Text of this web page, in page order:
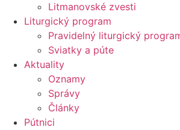
Litmanovské zvesti
Liturgický program
Pravidelný liturgický
Sviatky a púte
Aktuality
Oznamy
Správy
Články
Pútnici